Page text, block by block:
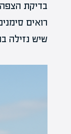
בדיקת
רואים
שיש נזילה